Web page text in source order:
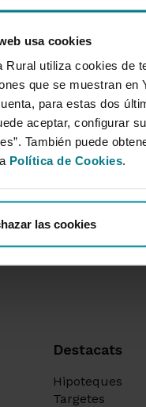
usa cookies
Rural utiliza cookies de
que se muestran en
para estas dos
aceptar, configurar
También puede
Política de Cookies.
las cookies
(opcional).
els bitllets quan
les dades de
l’ingrés.
el rebut; pots
Destacats
Hipoteques
Targetes